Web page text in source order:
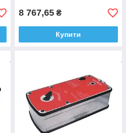
8 767,65 ₴
Купити